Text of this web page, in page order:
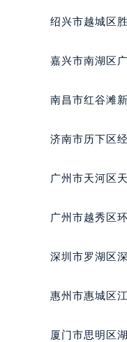
绍兴市越城区
嘉兴市南湖区
南昌市红谷滩
济南市历下区
广州市天河区
广州市越秀区
深圳市罗湖区
惠州市惠城区
厦门市思明区